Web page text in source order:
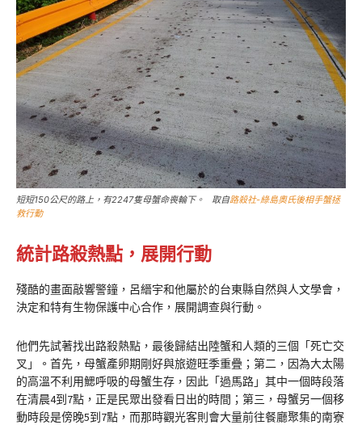
短短150公尺的路上，有2247隻母蟹命喪輪下。 取自路殺社-綠島奧氏後相手蟹拯
救行動
統計路殺熱點，展開行動
殘酷的畫面敲響警鐘，呂縉宇和他屬於的台東縣自然與人文學會，
決定和特有生物保護中心合作，展開調查與行動。
他們先試著找出路殺熱點，最後歸結出陸蟹和人類的三個「死亡交
叉」。首先，母蟹產卵期剛好與旅遊旺季重疊；第二，因為大太陽
的高溫不利用鰓呼吸的母蟹生存，因此「過馬路」其中一個時段落
在清晨4到7點，正是民眾出發看日出的時間；第三，母蟹另一個移
動時段是傍晚5到7點，而那時觀光客則會大量前往餐廳聚集的南寮